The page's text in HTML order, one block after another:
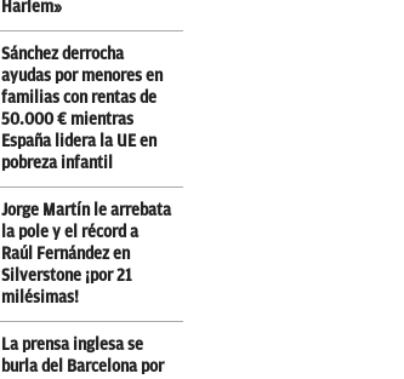
Harlem»
Sánchez derrocha
ayudas por menores en
familias con rentas de
50.000 € mientras
España lidera la UE en
pobreza infantil
Jorge Martín le arrebata
la pole y el récord a
Raúl Fernández en
Silverstone ¡por 21
milésimas!
La prensa inglesa se
burla del Barcelona por